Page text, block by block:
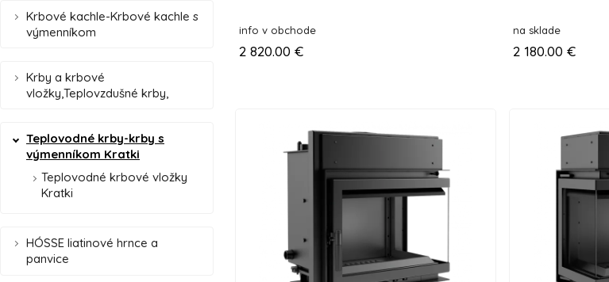
Krbové kachle-Krbové kachle s
výmenníkom
Krby a krbové
vložky,Teplovzdušné krby,
Teplovodné krby-krby s
výmenníkom Kratki
Teplovodné krbové vložky
Kratki
HÓSSE liatinové hrnce a
panvice
info v obchode
2 820.00 €
na sklade
2 180.00 €